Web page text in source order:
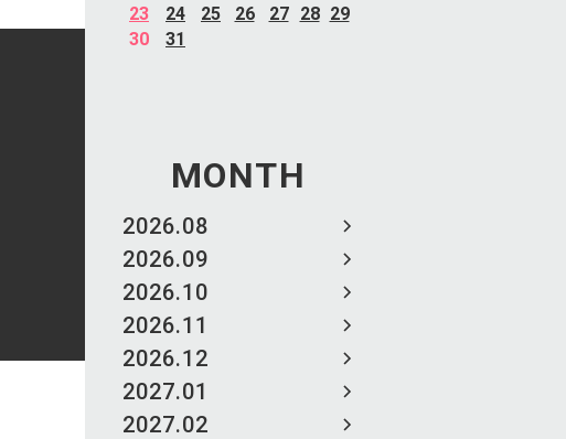
23
24 25 26 27 28 29
30
31
MONTH
2026.08
2026.09
2026.10
2026.11
2026.12
2027.01
2027.02